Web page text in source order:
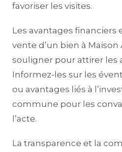
favoriser les visites.
Les avantages financiers
vente d’un bien à Maison
souligner pour attirer les
Informez-les sur les
ou avantages liés à
commune pour les
l’acte.
La transparence et la